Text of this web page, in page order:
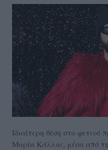
Ιδιαίτερη θέση στο
Μαρία Κάλλας, μέσα από